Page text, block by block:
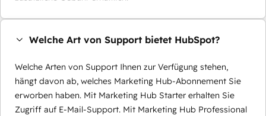
Welche Art von Support bietet HubSpot?
Welche Arten von Support Ihnen zur Verfügung stehen,
hängt davon ab, welches Marketing Hub-Abonnement Sie
erworben haben. Mit Marketing Hub Starter erhalten Sie
Zugriff auf E-Mail-Support. Mit Marketing Hub Professional